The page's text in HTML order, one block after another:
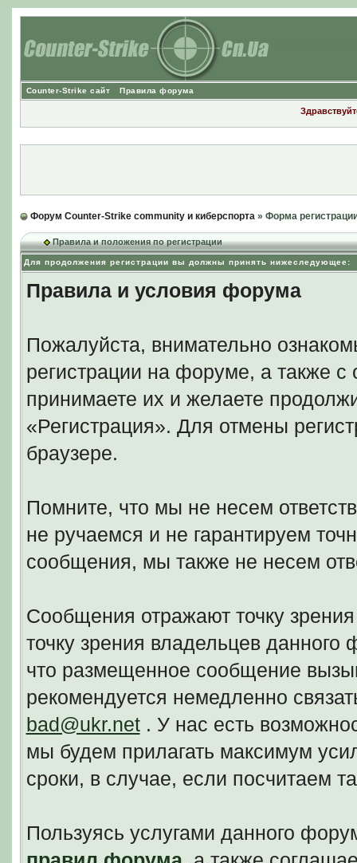
Counter-Strike сайт Правила форума
Форум Counter-Strike community и киберспорта» Форма
Правила и положения по регистрации
Для продолжения регистрации вы должны принять нижеследующее:
Правила и условия форума
Пожалуйста, внимательно
регистрации на форуме, а также
принимаете их и желаете
«Регистрация». Для отмены
браузере.
Помните, что мы не несем
не ручаемся и не гарантируем
сообщения, мы также не несем
Сообщения отражают точку
точку зрения владельцев
что размещенное сообщение
рекомендуется немедленно
bad@ukr.net. У нас есть
мы будем прилагать максимум
сроки, в случае, если посчитаем
Пользуясь услугами данного